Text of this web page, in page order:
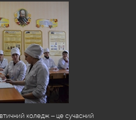
коледж – це сучасний